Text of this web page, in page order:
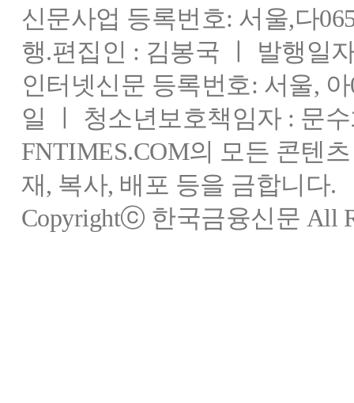
신문사업 등록번호: 서울,다
행.편집인 : 김봉국 ㅣ 발행일
인터넷신문 등록번호: 서울,
일 ㅣ 청소년보호책임자 : 문
FNTIMES.COM의 모든 콘텐
재, 복사, 배포 등을 금합니다.
Copyrightⓒ 한국금융신문 All